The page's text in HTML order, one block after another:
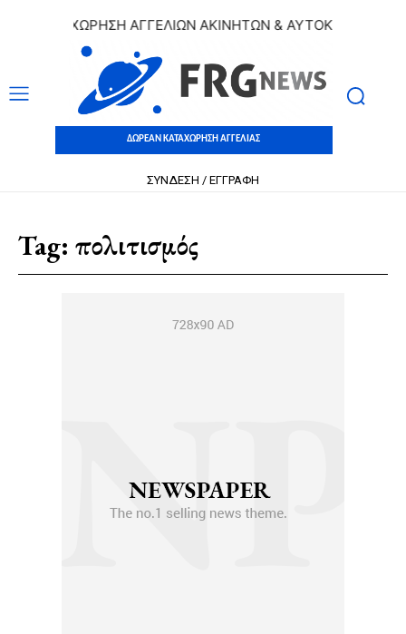
ΚΑΤΑΧΩΡΗΣΗ ΑΓΓΕΛΙΩΝ ΑΚΙΝΗΤΩΝ & ΑΥΤΟΚΙΝΗΤΩΝ |
ΔΩΡΕΑΝ ΚΑΤΑΧΩΡΗΣΗ ΑΓΓΕΛΙΑΣ
ΣΥΝΔΕΣΗ / ΕΓΓΡΑΦΗ
Tag: πολιτισμός